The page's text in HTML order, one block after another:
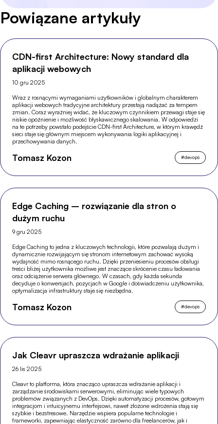
Powiązane artykuły
CDN-first Architecture: Nowy standard dla
aplikacji webowych
10 gru 2025
Wraz z rosnącymi wymaganiami użytkowników i globalnym charakterem
aplikacji webowych tradycyjne architektury przestają nadążać za tempem
zmian. Coraz wyraźniej widać, że kluczowym czynnikiem przewagi staje się
niskie opóźnienie i możliwość błyskawicznego skalowania. W odpowiedzi
na te potrzeby powstało podejście CDN-first Architecture, w którym krawędź
sieci staje się głównym miejscem wykonywania logiki aplikacyjnej i
przechowywania danych.
Tomasz Kozon #devops
Edge Caching – rozwiązanie dla stron o
dużym ruchu
9 gru 2025
Edge Caching to jedna z kluczowych technologii, które pozwalają dużym i
dynamicznie rozwijającym się stronom internetowym zachować wysoką
wydajność mimo rosnącego ruchu. Dzięki przeniesieniu procesów obsługi
treści bliżej użytkownika możliwe jest znaczące skrócenie czasu ładowania
oraz odciążenie serwera głównego. W czasach, gdy każda sekunda
decyduje o konwersjach, pozycjach w Google i doświadczeniu użytkownika,
optymalizacja infrastruktury staje się niezbędna.
Tomasz Kozon #devops
Jak Cleavr upraszcza wdrażanie aplikacji
26 lis 2025
Cleavr to platforma, która znacząco upraszcza wdrażanie aplikacji i
zarządzanie środowiskami serwerowymi, eliminując wiele typowych
problemów związanych z DevOps. Dzięki automatyzacji procesów, gotowym
integracjom i intuicyjnemu interfejsowi, nawet złożone wdrożenia stają się
szybkie i bezstresowe. Narzędzie wspiera popularne technologie i
frameworki, zapewniając elastyczność zarówno dla freelancerów, jak i